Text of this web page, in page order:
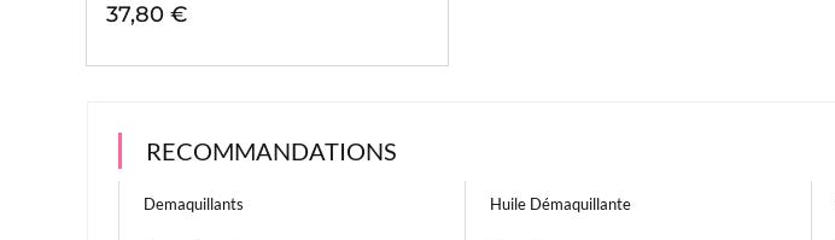
37,80 €
RECOMMANDATIONS
Demaquillants Huile Démaquillante